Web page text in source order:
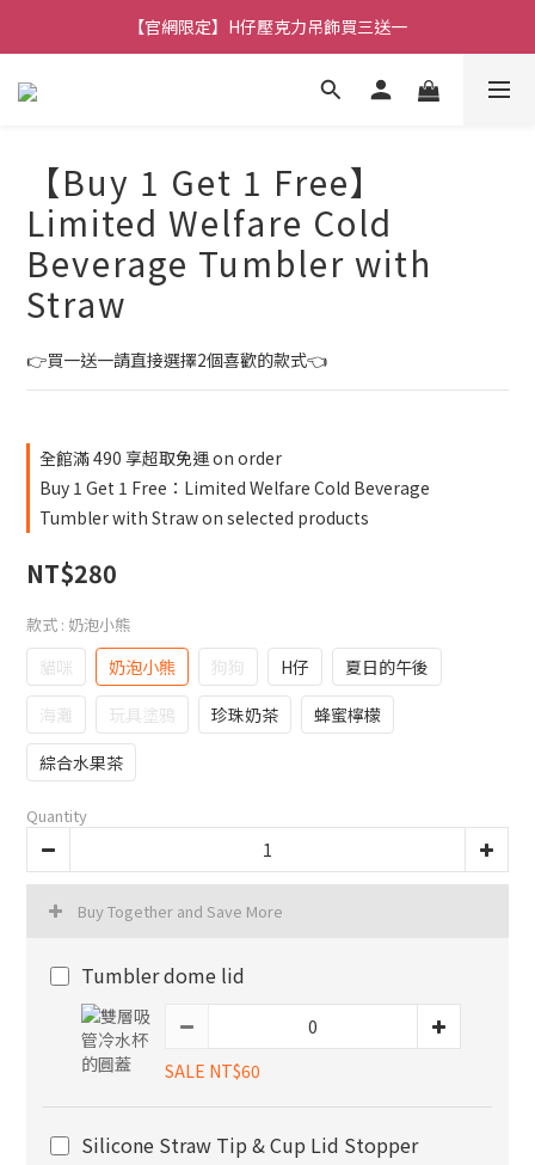
🚚 全館消費滿 $490 超取免運
【官網限定】H仔壓克力吊飾買三送一
🚚 全館消費滿 $490 超取免運
【Buy 1 Get 1 Free】
Limited Welfare Cold
Beverage Tumbler with
Straw
👉買一送一請直接選擇2個喜歡的款式👈
全館滿 490 享超取免運 on order
Buy 1 Get 1 Free：Limited Welfare Cold Beverage
Tumbler with Straw on selected products
NT$280
款式 : 奶泡小熊
貓咪 奶泡小熊 狗狗 H仔
夏日的午後
海灘
玩具塗鴉 珍珠奶茶
蜂蜜檸檬
綜合水果茶
Quantity
Buy Together and Save More
Tumbler dome lid
SALE NT$60
Silicone Straw Tip & Cup Lid Stopper